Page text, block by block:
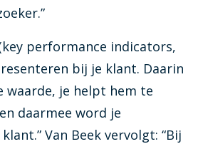
performance indicators,
bij je klant. Daarin
waarde, je helpt hem te
daarmee word je
Van Beek vervolgt: “Bij